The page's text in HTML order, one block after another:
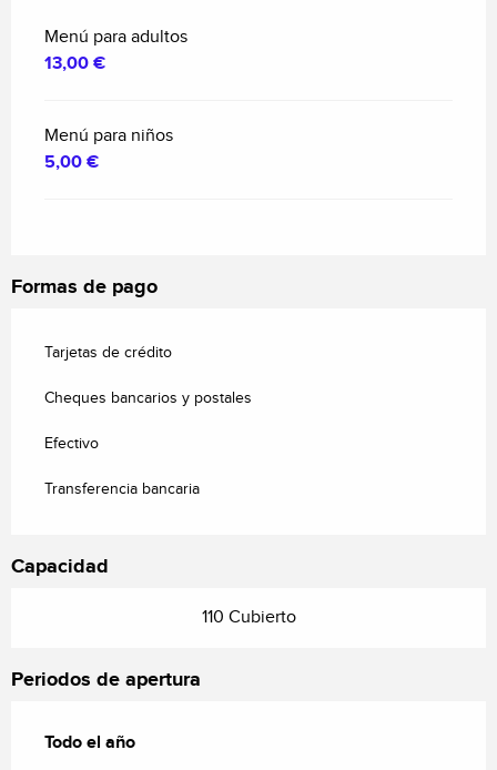
Menú para adultos
13,00 €
Menú para niños
5,00 €
Formas de pago
Tarjetas de crédito
Cheques bancarios y postales
Efectivo
Transferencia bancaria
Capacidad
110 Cubierto
Periodos de apertura
Todo el año
Todo el año